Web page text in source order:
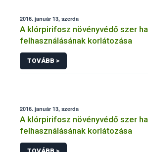
2016. január 13, szerda
A klórpirifosz növényvédő szer
felhasználásának korlátozása
TOVÁBB >
2016. január 13, szerda
A klórpirifosz növényvédő szer
felhasználásának korlátozása